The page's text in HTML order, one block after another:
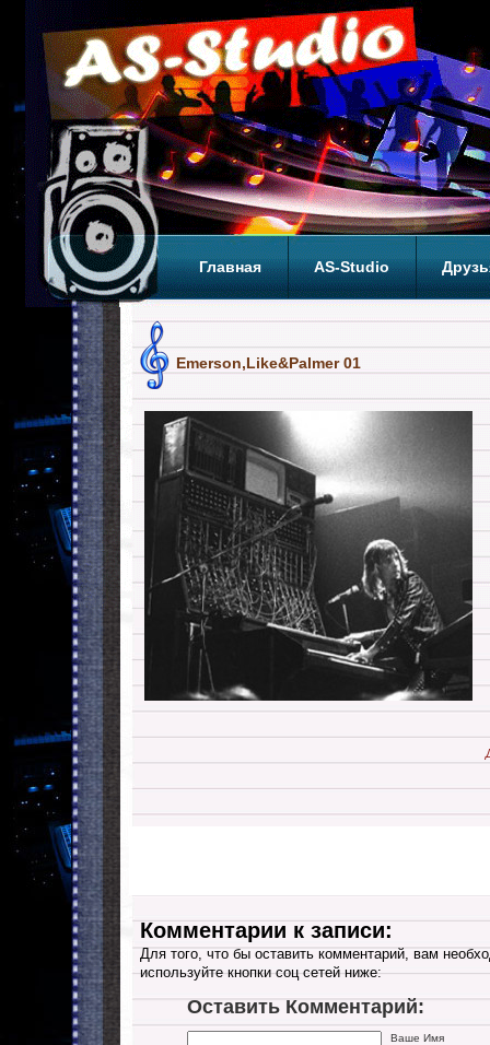
Главная AS-Studio
Emerson,Like&Palmer 01
Комментарии к записи:
Для того, что бы оставить комментарий, вам
используйте кнопки соц сетей ниже:
Оставить Комментарий:
Ваше Имя